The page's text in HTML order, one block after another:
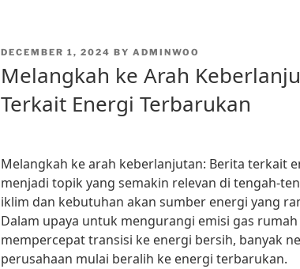
POSTED
DECEMBER 1, 2024 BY ADMINWOO
Melangkah ke Arah
Terkait Energi Terbarukan
Melangkah ke arah keberlanjutan: Berita terkait
menjadi topik yang semakin relevan di tengah-
iklim dan kebutuhan akan sumber energi yang
Dalam upaya untuk mengurangi emisi gas rumah
mempercepat transisi ke energi bersih, banyak
perusahaan mulai beralih ke energi terbarukan.